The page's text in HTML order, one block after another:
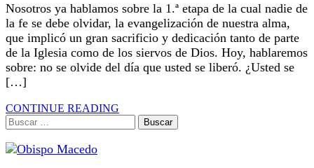
Nosotros ya hablamos sobre la 1.ª etapa de la cual nadie de
la fe se debe olvidar, la evangelización de nuestra alma,
que implicó un gran sacrificio y dedicación tanto de parte
de la Iglesia como de los siervos de Dios. Hoy, hablaremos
sobre: no se olvide del día que usted se liberó. ¿Usted se
[…]
CONTINUE READING
Buscar: